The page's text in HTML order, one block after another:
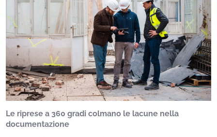
Le riprese a 360 gradi colmano le lacune nella
documentazione